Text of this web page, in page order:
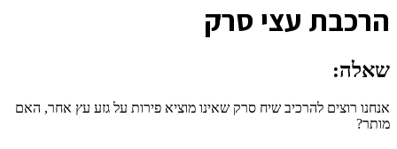
הרכבת עצי סרק
שאלה:
אנחנו רוצים להרכיב שיח סרק שאינו מוציא פירות על גזע עץ אחר, האם
מותר?